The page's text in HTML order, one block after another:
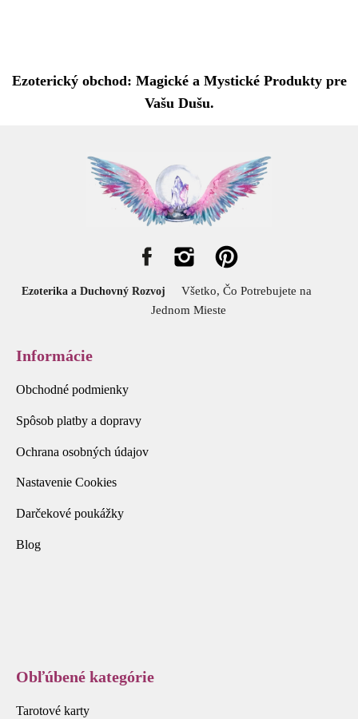
Ezoterický obchod: Magické a Mystické Produkty pre
Vašu Dušu.
Ezoterika a Duchovný Rozvoj
Všetko, Čo Potrebujete na
Jednom Mieste
Informácie
Obchodné podmienky
Spôsob platby a dopravy
Ochrana osobných údajov
Nastavenie Cookies
Darčekové poukážky
Blog
Obľúbené kategórie
Tarotové karty